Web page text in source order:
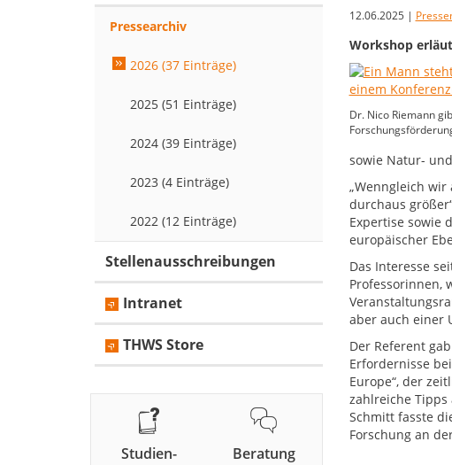
12.06.2025 |
Workshop
Dr. Nico Riemann
sowie Natur-
„Wenngleich wir
durchaus
Expertise sowie
europäischer
Das Interesse
Professorinnen,
aber auch einer
Der Referent
Erfordernisse
Europe“, der
zahlreiche Tipps
Schmitt fasste
Forschung an
Pressearchiv
2026 (37 Einträge)
2025 (51 Einträge)
2024 (39 Einträge)
2023 (4 Einträge)
2022 (12 Einträge)
Stellenausschreibungen
Intranet
THWS Store
Studien-
Beratung